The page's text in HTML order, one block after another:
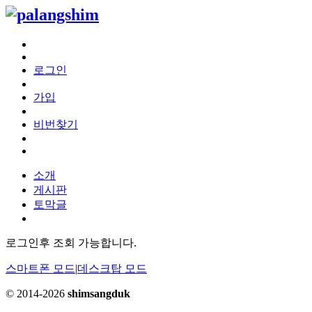
로그인
가입
비번찾기
소개
게시판
토막글
로그인후 조회 가능합니다.
스마트폰 모드|데스크탑 모드
© 2014-2026 shimsangduk